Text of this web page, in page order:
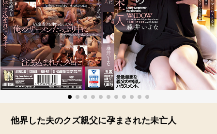
他界した夫のクズ親父に孕まされた未亡人